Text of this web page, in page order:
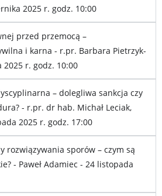
2025 r. godz. 10:00
przed przemocą –
i karna - r.pr. Barbara Pietrzyk-
r. godz. 10:00
– dolegliwa sankcja czy
- r.pr. dr hab. Michał Leciak,
2025 r. godz. 17:00
rozwiązywania sporów – czym są
- Paweł Adamiec - 24 listopada